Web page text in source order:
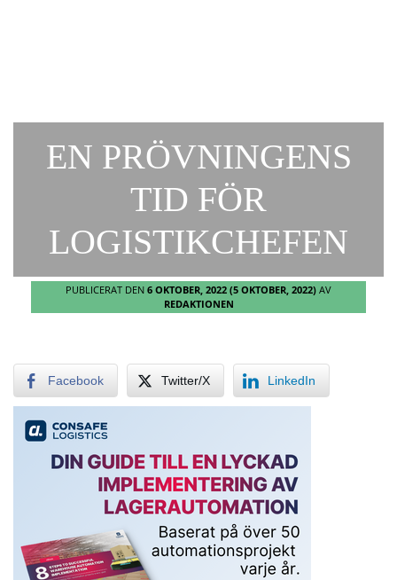
EN PRÖVNINGENS
TID FÖR
LOGISTIKCHEFEN
PUBLICERAT DEN 6 OKTOBER, 2022 (5 OKTOBER, 2022) AV
REDAKTIONEN
Facebook Twitter/X LinkedIn